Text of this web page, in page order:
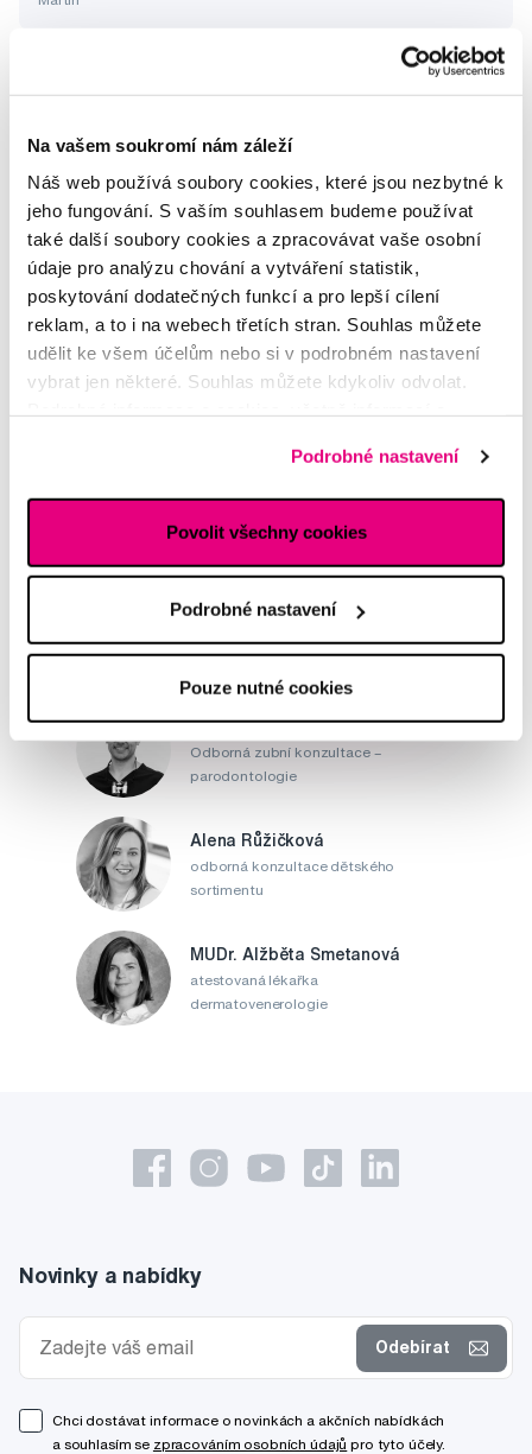
Na vašem soukromí nám záleží
Náš web používá soubory cookies, které jsou nezbytné k
jeho fungování. S vaším souhlasem budeme používat
také další soubory cookies a zpracovávat vaše osobní
údaje pro analýzu chování a vytváření statistik,
poskytování dodatečných funkcí a pro lepší cílení
reklam, a to i na webech třetích stran. Souhlas můžete
udělit ke všem účelům nebo si v podrobném nastavení
vybrat jen některé. Souhlas můžete kdykoliv odvolat.
Podrobné nastavení
Povolit všechny cookies
Podrobné nastavení
Pouze nutné cookies
Výrůstky na dásních
Michaela
Zubní pasta pro těhotné
Veronika
Další dotazy a články najdete v naší poradně
nebo nám rovnounapište
Napište našim odborníkům
MDDr. Tomáš Pražák
Odborná zubní konzultace –
parodontologie
Alena Růžičková
odborná konzultace dětského
sortimentu
MUDr. Alžběta Smetanová
atestovaná lékařka
dermatovenerologie
Novinky a nabídky
Odebírat
Chci dostávat informace o novinkách a akčních nabídkách
a souhlasím se zpracováním osobních údajů pro tyto účely.